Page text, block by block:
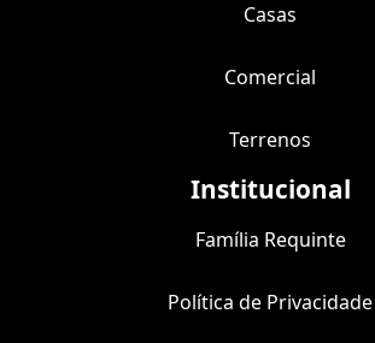
Casas
Comercial
Terrenos
Institucional
Família Requinte
Política de Privacidade